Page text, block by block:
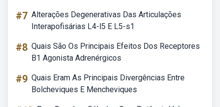
#7 Alterações Degenerativas Das Articulações
Interapofisárias L4-l5 E L5-s1
#8 Quais São Os Principais Efeitos Dos Receptores
B1 Agonista Adrenérgicos
#9 Quais Eram As Principais Divergências Entre
Bolcheviques E Mencheviques